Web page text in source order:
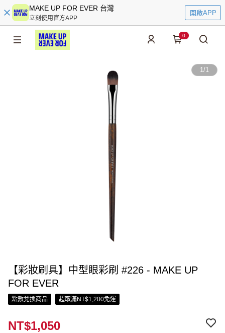
MAKE UP FOR EVER 台灣
立刻使用官方APP
開啟APP
0
1/1
【彩妝刷具】中型眼彩刷 #226 - MAKE UP
FOR EVER
點數兌換商品 超取滿NT$1,200免運
NT$1,050